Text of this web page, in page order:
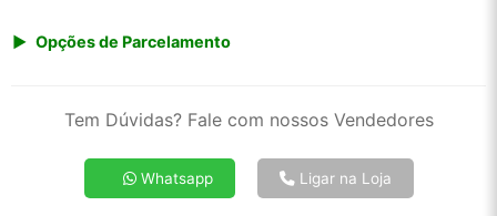
Opções de Parcelamento
2x de R$ 52,00
4x de R$ 26,38
5x de R$ 21,25
Tem Dúvidas? Fale com nossos Vendedores
Whatsapp Ligar na Loja